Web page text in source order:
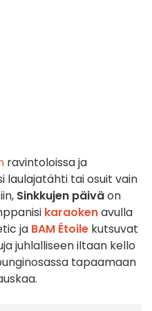
ravintoloissa ja
laulajatähti tai osuit vain
Sinkkujen päiväon
karaokenavulla
ja BAM Étoile kutsuvat
juhlalliseen iltaan kello
tapaamaan